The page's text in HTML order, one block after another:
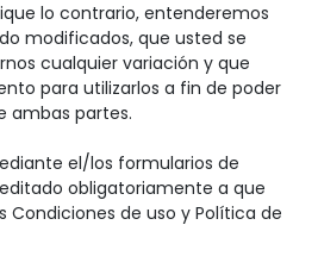
lo contrario, entenderemos
modificados, que usted se
cualquier variación y que
para utilizarlos a fin de poder
ambas partes.
el/los formularios de
obligatoriamente a que
de uso y Política de